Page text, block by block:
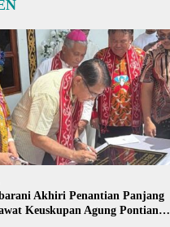
Akhiri Penantian Panjang
Keuskupan Agung Pontianak,